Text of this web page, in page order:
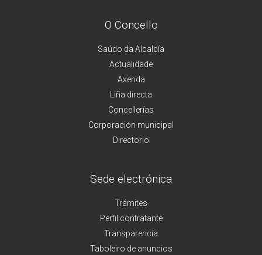
O Concello
Saúdo da Alcaldía
Actualidade
Axenda
Liña directa
Concellerías
Corporación municipal
Directorio
Sede electrónica
Trámites
Perfil contratante
Transparencia
Taboleiro de anuncios